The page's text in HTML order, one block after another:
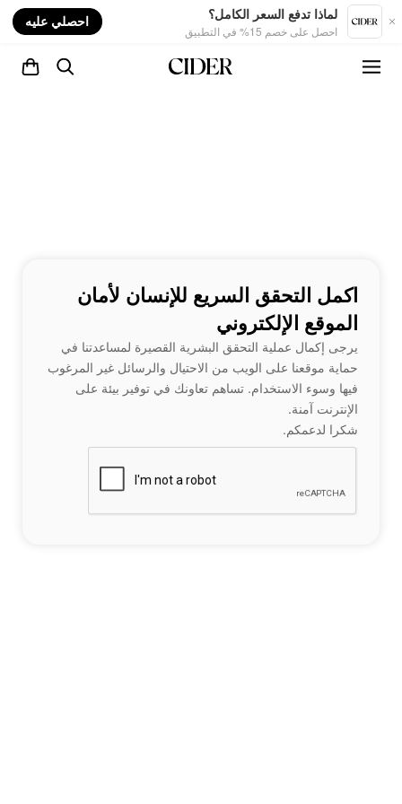
لماذا تدفع السعر الكامل؟
احصل على خصم 15% في التطبيق
احصلي عليه
اكمل التحقق السريع للإنسان لأمان
الموقع الإلكتروني
يرجى إكمال عملية التحقق البشرية القصيرة لمساعدتنا في
حماية موقعنا على الويب من الاحتيال والرسائل غير المرغوب
فيها وسوء الاستخدام. تساهم تعاونك في توفير بيئة على
الإنترنت آمنة.
شكرا لدعمكم.